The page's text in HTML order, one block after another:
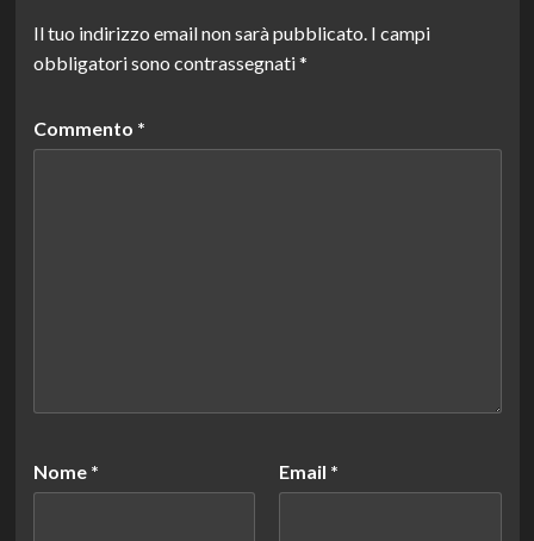
Il tuo indirizzo email non sarà pubblicato. I campi
obbligatori sono contrassegnati*
Commento *
Nome * Email *